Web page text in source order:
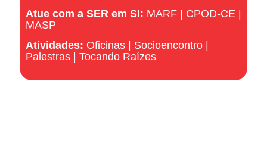
Atue com a SER em SI: MARF CPOD-CE
MASP
Atividades: Oficinas Socioencontro
Palestras
Tocando Raízes